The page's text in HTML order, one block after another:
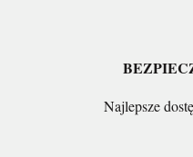
Najlepsze